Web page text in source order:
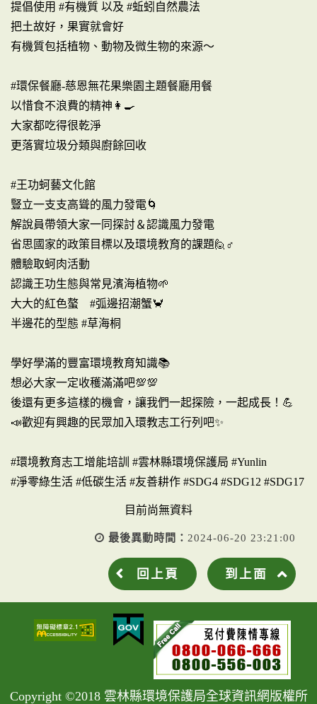
提倡使用 #有機質 以及 #蚯蚓自然農法
把土故好，果實就會好
有機質包括植物、動物及微生物的來源～
#環保餐廳-慈恩無花果樂園主題餐廳用餐
以惜食不浪費的精神👩🍳
大家都吃得很乾淨
更落實垃圾分類與廚餘回收
#王功蚵藝文化館
豎立一支支高聳的風力發電🌀
解說員帶領大家一同探討＆認識風力發電
省思國家的政策目標以及環境教育的課題🙋♂️
體驗取蚵肉活動
認識王功生態與常見濱海植物🌱
大大的紅色螯 #弧邊招潮蟹🦀
半邊花的型態 #草海桐
學好學滿的豐富環境教育知識📚
想必大家一定收穫滿滿吧💯💯
後還有更多這樣的機會，讓我們一起探險，一起成長！💪
📣歡迎有興趣的民眾加入環教志工行列吧✨
#環境教育志工增能培訓 #雲林縣環境保護局 #Yunlin
#淨零綠生活 #低碳生活 #友善耕作 #SDG4 #SDG12 #SDG17
目前尚無資料
最後異動時間： 2024-06-20 23:21:00
回上頁 到上面
Copyright ©2018 雲林縣環境保護局全球資訊網版權所